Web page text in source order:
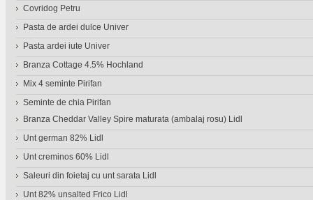
Covridog Petru
Pasta de ardei dulce Univer
Pasta ardei iute Univer
Branza Cottage 4.5% Hochland
Mix 4 seminte Pirifan
Seminte de chia Pirifan
Branza Cheddar Valley Spire maturata (ambalaj rosu) Lidl
Unt german 82% Lidl
Unt creminos 60% Lidl
Saleuri din foietaj cu unt sarata Lidl
Unt 82% unsalted Frico Lidl